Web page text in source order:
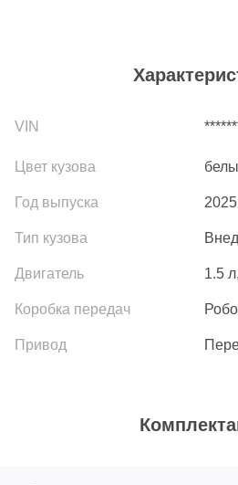
2025
1.5